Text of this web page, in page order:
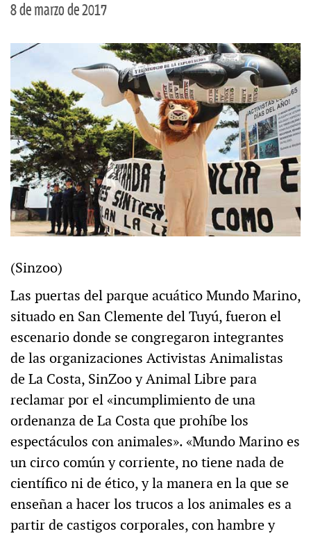
8 de marzo de 2017
(Sinzoo)
Las puertas del parque acuático Mundo Marino,
situado en San Clemente del Tuyú, fueron el
escenario donde se congregaron integrantes
de las organizaciones Activistas Animalistas
de La Costa, SinZoo y Animal Libre para
reclamar por el «incumplimiento de una
ordenanza de La Costa que prohíbe los
espectáculos con animales». «Mundo Marino es
un circo común y corriente, no tiene nada de
científico ni de ético, y la manera en la que se
enseñan a hacer los trucos a los animales es a
partir de castigos corporales, con hambre y